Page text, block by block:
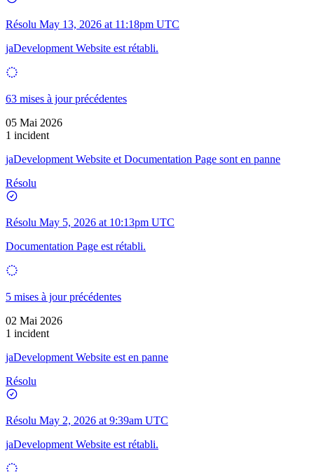
Résolu May 13, 2026 at 11:18pm UTC
jaDevelopment Website est rétabli.
63 mises à jour précédentes
05 Mai 2026
1 incident
jaDevelopment Website et Documentation Page sont en panne
Résolu
Résolu May 5, 2026 at 10:13pm UTC
Documentation Page est rétabli.
5 mises à jour précédentes
02 Mai 2026
1 incident
jaDevelopment Website est en panne
Résolu
Résolu May 2, 2026 at 9:39am UTC
jaDevelopment Website est rétabli.